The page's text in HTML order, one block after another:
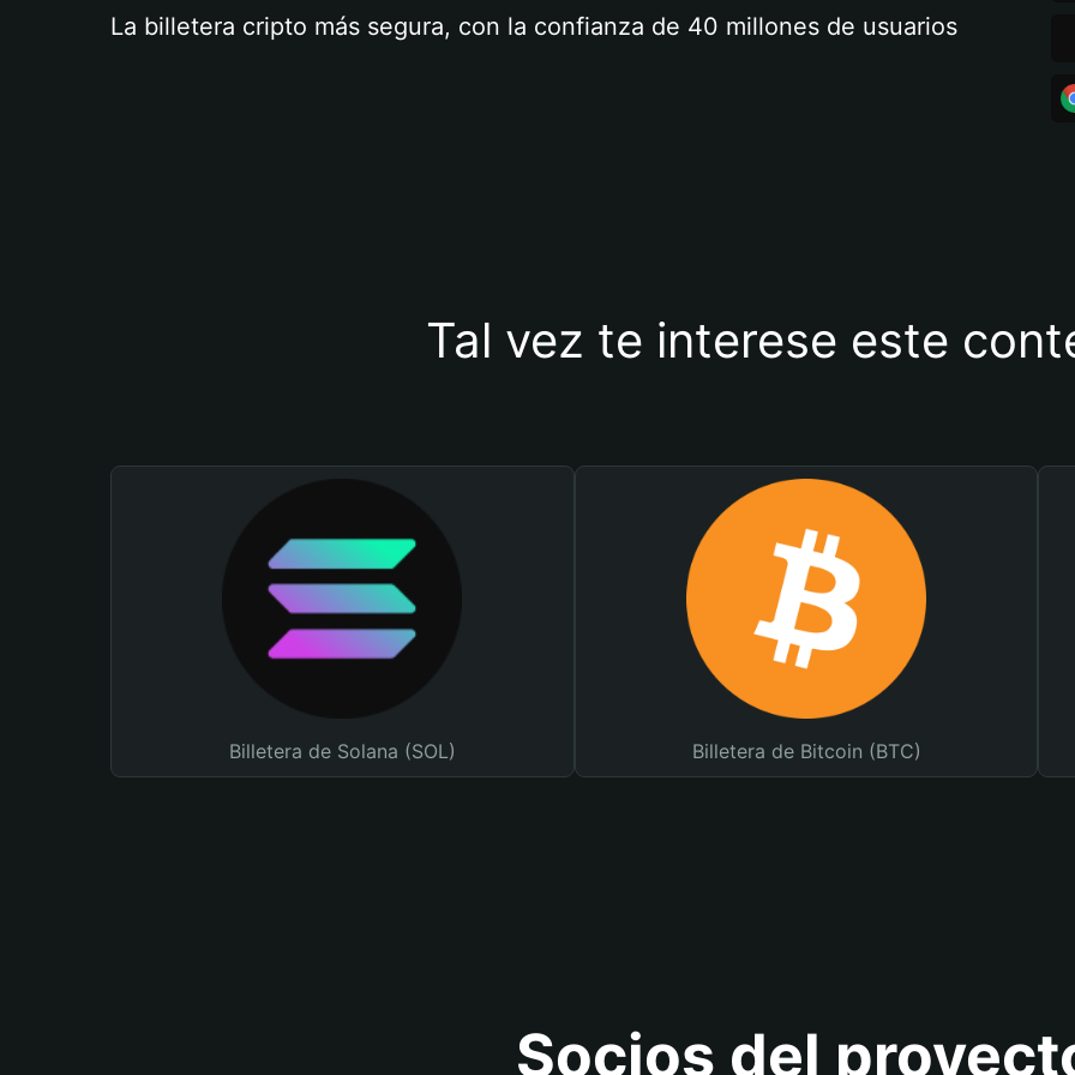
La billetera cripto más segura, con la confianza de 40 millones de usuarios
Tal vez te interese este
Billetera de Solana (SOL) Billetera de Bitcoin (BTC)
Socios del